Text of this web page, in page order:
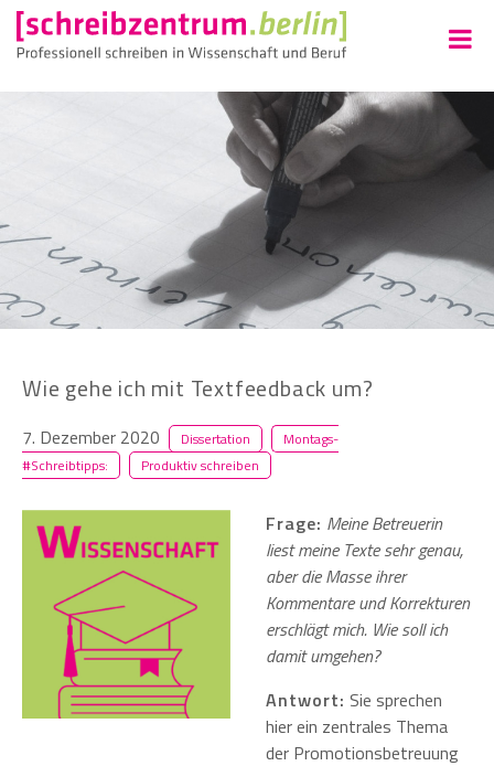
Wie gehe ich mit Textfeedback um?
7. Dezember 2020 Dissertation
Montags-
#Schreibtipps:
Produktiv schreiben
Frage: Meine Betreuerin
liest meine Texte sehr genau,
aber die Masse ihrer
Kommentare und Korrekturen
erschlägt mich. Wie soll ich
damit umgehen?
Antwort: Sie sprechen
hier ein zentrales Thema
der Promotionsbetreuung